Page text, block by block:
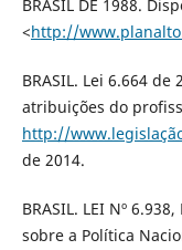
BRASIL DE 1988.
<http://
BRASIL. Lei 6.664
atribuições do
http://
de 2014.
BRASIL. LEI Nº
sobre a Política